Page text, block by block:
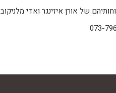
של אורן איזינגר ואדי מלניקוב
073-